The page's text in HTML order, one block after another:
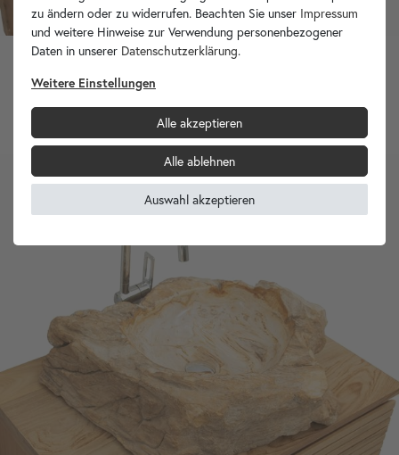
Fossiles Holz Waschbecken natürlich 50x47x17 cm
699,90 €
zu ändern oder zu widerrufen. Beachten Sie unser Impressum
und weitere Hinweise zur Verwendung personenbezogener
Daten in unserer Daten­schutz­erklärung.
Weitere Einstellungen
Alle akzeptieren
Alle ablehnen
Auswahl akzeptieren